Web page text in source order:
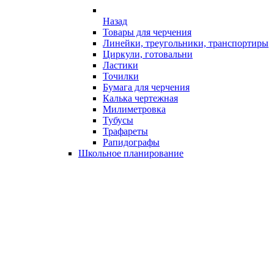
Назад
Товары для черчения
Линейки, треугольники, транспортиры
Циркули, готовальни
Ластики
Точилки
Бумага для черчения
Калька чертежная
Милиметровка
Тубусы
Трафареты
Рапидографы
Школьное планирование